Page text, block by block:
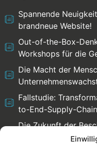
Spannende
brandneue Website!
Out-of-the-Box-
Workshops für die
Die Macht der
Fallstudie:
to-End-Supply-
Die Zukunft der
Herausforderungen